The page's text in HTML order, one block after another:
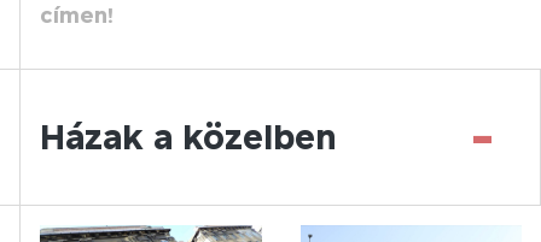
címen!
Házak a közelben -